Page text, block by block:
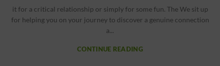
it for a critical relationship or simply for some fun. The We sit up
for helping you on your journey to discover a genuine connection
a...
CONTINUE READING